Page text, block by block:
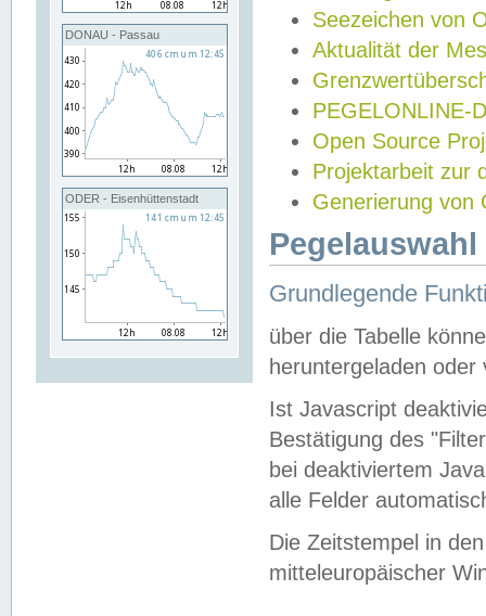
DONAU - Passau
ODER - Eisenhüttenstadt
Seezeichen von
Aktualität der
PEGELONLINE-
Open Source
Projektarbeit zur
Generierung von
Grundlegende
über die Tabelle
heruntergeladen oder
Ist Javascript
Bestätigung des
bei deaktiviertem
alle Felder
Die Zeitstempel in
mitteleuropäischer